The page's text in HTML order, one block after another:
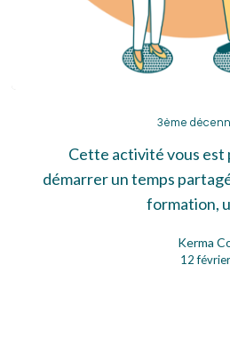
3ème
Cette activité vous est
démarrer un temps
formation,
Kerma
12